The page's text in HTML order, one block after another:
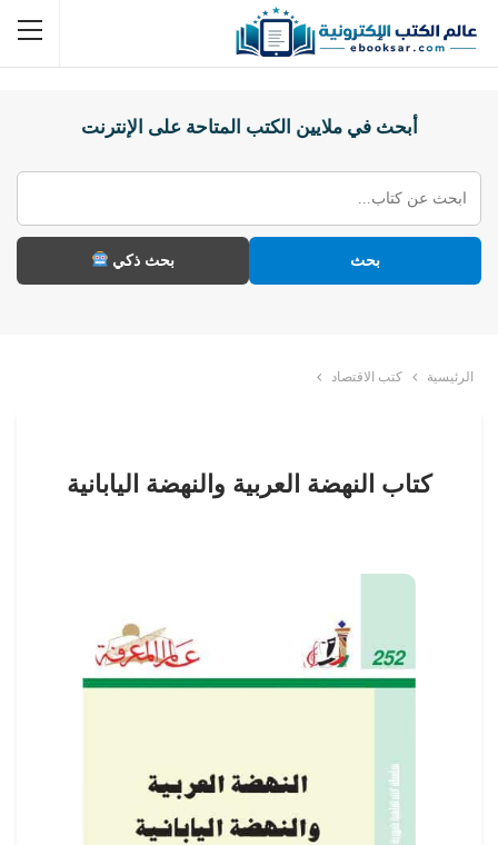
أبحث في ملايين الكتب المتاحة على الإنترنت
بحث بحث ذكي
الرئيسية كتب الاقتصاد
كتاب النهضة العربية والنهضة اليابانية